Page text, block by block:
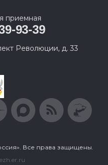
приемная
93-39
Революции, д. 33
Все права защищены.